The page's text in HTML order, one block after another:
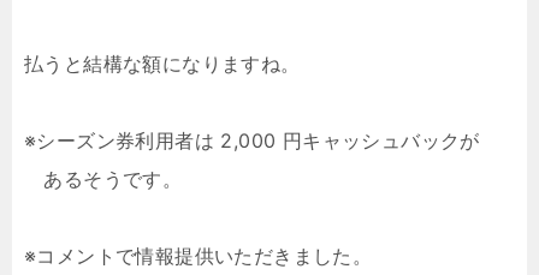
払うと結構な額になりますね。
※シーズン券利用者は 2,000 円キャッシュバックが
あるそうです。
※コメントで情報提供いただきました。